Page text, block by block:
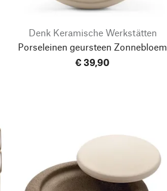
Denk Keramische Werkstätten
Porseleinen geursteen Zonnebloem
€ 39,90